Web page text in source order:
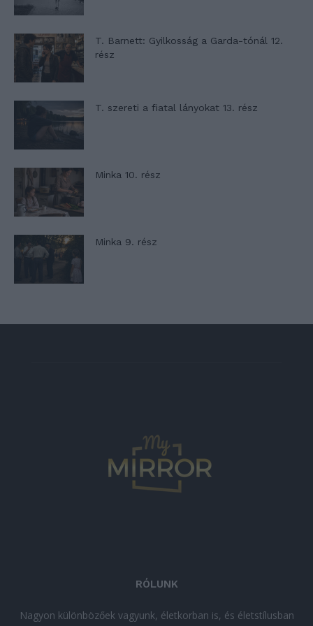
T. Barnett: Gyilkosság a Garda-tónál 12.
rész
T. szereti a fiatal lányokat 13. rész
Minka 10. rész
Minka 9. rész
RÓLUNK
Nagyon különbözőek vagyunk, életkorban is, és életstílusban